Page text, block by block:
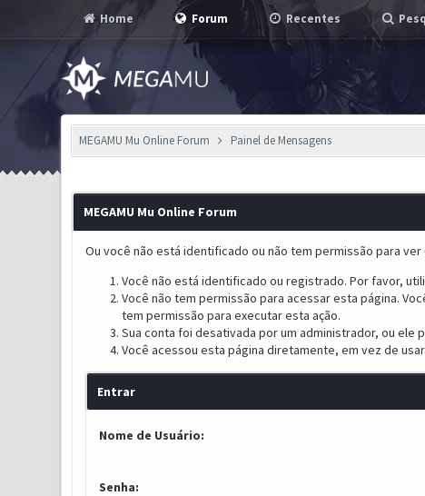
Home Forum Recentes
MEGAMU Mu Online Forum Painel de Mensagens
MEGAMU Mu Online Forum
Ou você não está identificado ou não tem permissão para
Você não está identificado ou registrado. Por favor,
Você não tem permissão para acessar esta página.
tem permissão para executar esta ação.
Sua conta foi desativada por um administrador, ou ele
Você acessou esta página diretamente, em vez de
Entrar
Nome de Usuário:
Senha: